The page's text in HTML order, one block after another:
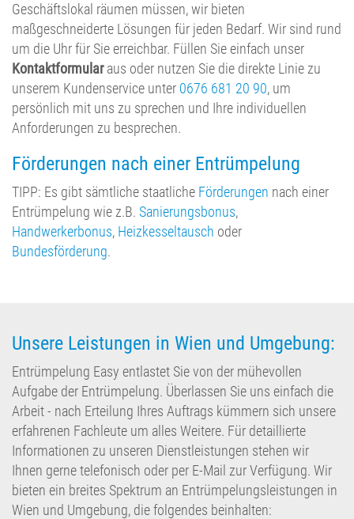
Geschäftslokal räumen müssen, wir bieten
maßgeschneiderte Lösungen für jeden Bedarf. Wir sind rund
um die Uhr für Sie erreichbar. Füllen Sie einfach unser
Kontaktformularaus oder nutzen Sie die direkte Linie zu
unserem Kundenservice unter 0676 681 20 90, um
persönlich mit uns zu sprechen und Ihre individuellen
Anforderungen zu besprechen.
Förderungen nach einer Entrümpelung
TIPP: Es gibt sämtliche staatliche Förderungen nach einer
Entrümpelung wie z.B. Sanierungsbonus,
Handwerkerbonus, Heizkesseltausch oder
Bundesförderung.
Unsere Leistungen in Wien und Umgebung:
Entrümpelung Easy entlastet Sie von der mühevollen
Aufgabe der Entrümpelung. Überlassen Sie uns einfach die
Arbeit - nach Erteilung Ihres Auftrags kümmern sich unsere
erfahrenen Fachleute um alles Weitere. Für detaillierte
Informationen zu unseren Dienstleistungen stehen wir
Ihnen gerne telefonisch oder per E-Mail zur Verfügung. Wir
bieten ein breites Spektrum an Entrümpelungsleistungen in
Wien und Umgebung, die folgendes beinhalten: